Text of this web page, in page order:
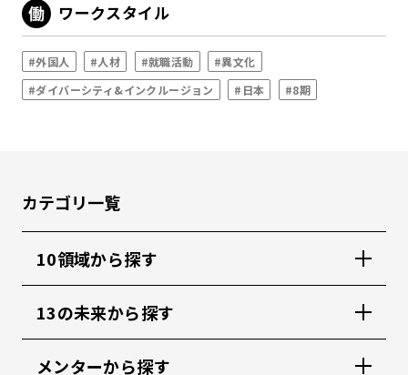
ワークスタイル
#外国人 #人材 #就職活動
#異文化
#ダイバーシティ&インクルージョン
#日本 #8期
カテゴリ一覧
10領域から探す
13の未来から探す
メンターから探す